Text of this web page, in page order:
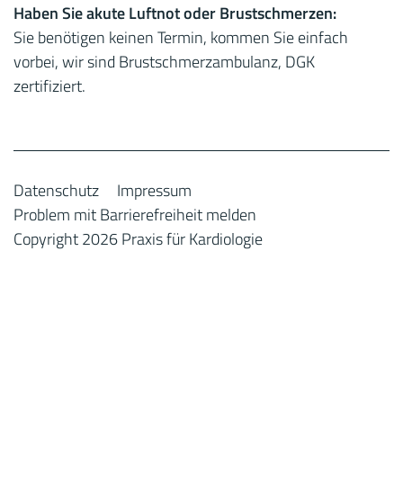
Haben Sie akute Luftnot oder Brustschmerzen:
Sie benötigen keinen Termin, kommen Sie einfach
vorbei, wir sind Brustschmerzambulanz, DGK
zertifiziert.
Datenschutz
Impressum
Problem mit Barrierefreiheit melden
Copyright 2026 Praxis für Kardiologie